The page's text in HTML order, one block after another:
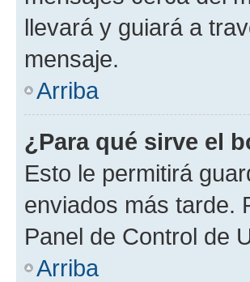
llevará y guiará a
mensaje.
Arriba
¿Para qué sirve el
Esto le permitirá
enviados más tarde.
Panel de Control de
Arriba